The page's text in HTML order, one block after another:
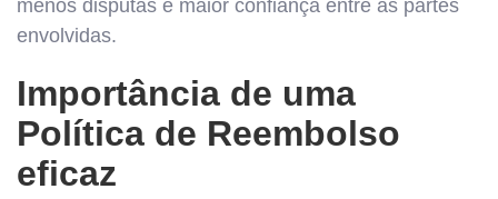
menos disputas e maior confiança entre as partes
envolvidas.
Importância de uma
Política de Reembolso
eficaz